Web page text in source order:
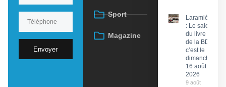
Envoyer
Sport
Magazine
Laramière
: Le salon
du livre et
de la BD,
c’est le
dimanche
16 août
2026
9 août